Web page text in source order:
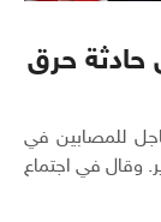
حرق
للمصابين في
وقال في اجتماع